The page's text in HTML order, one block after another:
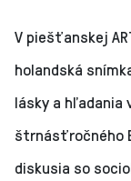
V piešťanskej
holandská
lásky a
štrnásťročného
diskusia so